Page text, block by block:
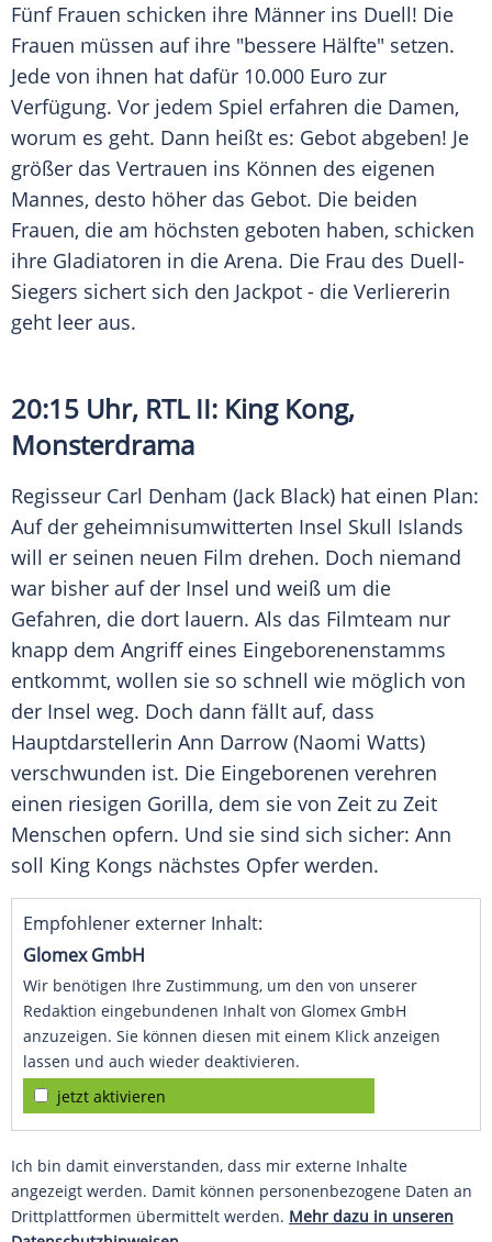
Fünf Frauen schicken ihre Männer ins Duell! Die
Frauen müssen auf ihre "bessere Hälfte" setzen.
Jede von ihnen hat dafür 10.000 Euro zur
Verfügung. Vor jedem Spiel erfahren die Damen,
worum es geht. Dann heißt es: Gebot abgeben! Je
größer das Vertrauen ins Können des eigenen
Mannes, desto höher das Gebot. Die beiden
Frauen, die am höchsten geboten haben, schicken
ihre Gladiatoren in die Arena. Die Frau des Duell-
Siegers sichert sich den Jackpot - die Verliererin
geht leer aus.
20:15 Uhr, RTL II: King Kong,
Monsterdrama
Regisseur Carl Denham (Jack Black) hat einen Plan:
Auf der geheimnisumwitterten Insel Skull Islands
will er seinen neuen Film drehen. Doch niemand
war bisher auf der Insel und weiß um die
Gefahren, die dort lauern. Als das Filmteam nur
knapp dem Angriff eines Eingeborenenstamms
entkommt, wollen sie so schnell wie möglich von
der Insel weg. Doch dann fällt auf, dass
Hauptdarstellerin Ann Darrow (Naomi Watts)
verschwunden ist. Die Eingeborenen verehren
einen riesigen Gorilla, dem sie von Zeit zu Zeit
Menschen opfern. Und sie sind sich sicher: Ann
soll King Kongs nächstes Opfer werden.
Empfohlener externer Inhalt:
Glomex GmbH
Wir benötigen Ihre Zustimmung, um den von unserer
Redaktion eingebundenen Inhalt von Glomex GmbH
anzuzeigen. Sie können diesen mit einem Klick anzeigen
lassen und auch wieder deaktivieren.
jetzt aktivieren
Ich bin damit einverstanden, dass mir externe Inhalte
angezeigt werden. Damit können personenbezogene Daten an
Drittplattformen übermittelt werden. Mehr dazu in unseren